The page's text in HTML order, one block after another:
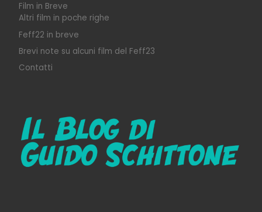
Film in Breve
Altri film in poche righe
Feff22 in breve
Brevi note su alcuni film del Feff23
Contatti